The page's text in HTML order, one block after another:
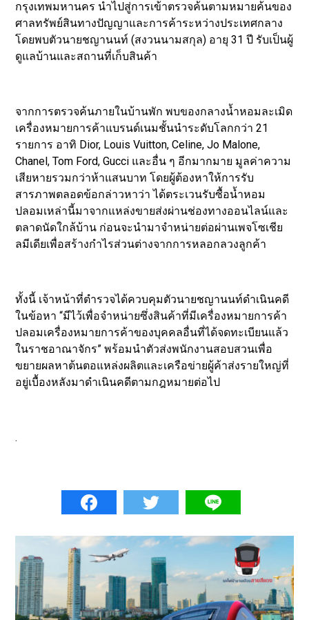
กรุงเทพมหานคร นำไปสู่การเข้าตรวจค้นตามหมายค้นของ
ศาลทรัพย์สินทางปัญญาและการค้าระหว่างประเทศกลาง
โดยพบตัวนายชญานนท์ (สงวนนามสกุล) อายุ 31 ปี รับเป็นผู้
ดูแลบ้านและสถานที่เก็บสินค้า
จากการตรวจค้นภายในบ้านพัก พบของกลางน้ำหอมละเมิด
เครื่องหมายการค้าแบรนด์เนมชั้นนำระดับโลกกว่า 21
รายการ อาทิ Dior, Louis Vuitton, Celine, Jo Malone,
Chanel, Tom Ford, Gucci และอื่น ๆ อีกมากมาย มูลค่าความ
เสียหายรวมกว่าห้าแสนบาท โดยผู้ต้องหาให้การรับ
สารภาพตลอดข้อกล่าวหาว่า ได้ตระเวนรับซื้อน้ำหอม
ปลอมเหล่านี้มาจากแหล่งขายส่งผ่านช่องทางออนไลน์และ
ตลาดนัดใกล้บ้าน ก่อนจะนำมาจำหน่ายต่อผ่านเพจโซเชีย
ลมีเดียเพื่อสร้างกำไรส่วนต่างจากการหลอกลวงลูกค้า
ทั้งนี้ เจ้าหน้าที่ตำรวจได้ควบคุมตัวนายชญานนท์ดำเนินคดี
ในข้อหา “มีไว้เพื่อจำหน่ายซึ่งสินค้าที่มีเครื่องหมายการค้า
ปลอมเครื่องหมายการค้าของบุคคลอื่นที่ได้จดทะเบียนแล้ว
ในราชอาณาจักร” พร้อมนำตัวส่งพนักงานสอบสวนเพื่อ
ขยายผลหาต้นตอแหล่งผลิตและเครือข่ายผู้ค้าส่งรายใหญ่ที่
อยู่เบื้องหลังมาดำเนินคดีตามกฎหมายต่อไป
.